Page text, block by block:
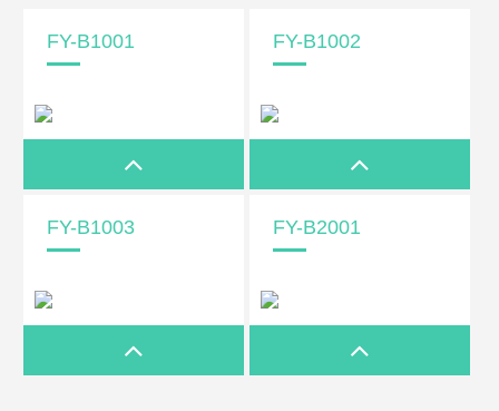
FY-B1001 FY-B1002
FY-B1003 FY-B2001